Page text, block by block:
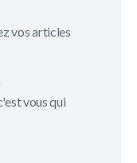
vos articles
vous qui